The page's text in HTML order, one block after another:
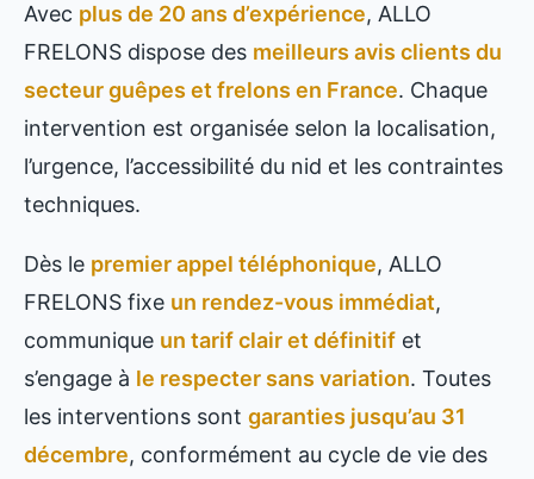
Avec plus de 20 ans d’expérience, ALLO
FRELONS dispose des meilleurs avis clients du
secteur guêpes et frelons en France. Chaque
intervention est organisée selon la localisation,
l’urgence, l’accessibilité du nid et les contraintes
techniques.
Dès le premier appel téléphonique, ALLO
FRELONS fixe un rendez-vous immédiat,
communique un tarif clair et définitif et
s’engage à le respecter sans variation. Toutes
les interventions sont garanties jusqu’au 31
décembre, conformément au cycle de vie des